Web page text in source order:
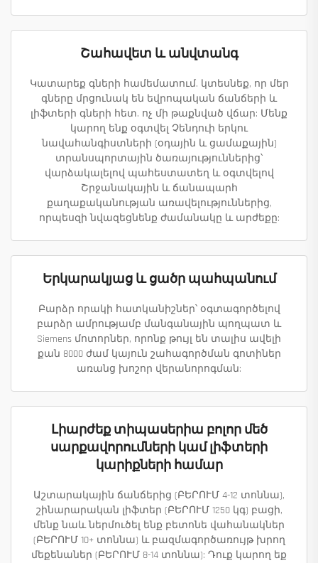
Շահավետ և անվտանգ
Կատարեք գների համեմատում. կտեսնեք, որ մեր
գները մրցունակ են եվրոպական ճանճերի և
լիֆտերի գների հետ. ոչ մի թաքնված վճար: Մենք
կարող ենք օգտվել Չենդուի երկու
նավահանգիստների (օդային և ցամաքային)
տրանսպորտային ծառայություններից՝
վարձակալելով պահեստատեղ և օգտվելով
Շրջանակային և ճանապարհ
քաղաքականության առավելություններից,
որպեսզի նվազեցնենք ժամանակը և արժեքը:
Երկարակյաց և ցածր պահպանում
Բարձր որակի հատկանիշներ՝ օգտագործելով
բարձր ամրությամբ մանգանային պողպատ և
Siemens մոտորներ, որոնք թույլ են տալիս ավելի
քան 8000 ժամ կայուն շահագործման գոտիներ
առանց խոշոր վերանորոգման:
Լիարժեք տիպասերիա բոլոր մեծ
սարքավորումների կամ լիֆտերի
կարիքների համար
Աշտարակային ճանճերից (ԲԵՐՈՒՄ 4-12 տոննա),
շինարարական լիֆտեր (ԲԵՐՈՒՄ 1250 կգ) բացի,
մենք նաև ներմուծել ենք բետոնե վահանակներ
(ԲԵՐՈՒՄ 10+ տոննա) և բազմագործառույթ խրող
մեքենաներ (ԲԵՐՈՒՄ 8-14 տոննա): Դուք կարող եք